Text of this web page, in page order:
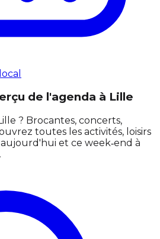
de l'agenda à Lille
? Brocantes, concerts,
toutes les activités, loisirs
et ce week‑end à